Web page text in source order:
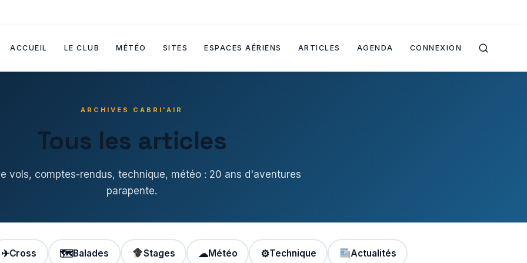
ACCUEIL LE CLUB MÉTÉO SITES ESPACES AÉRIENS ARTICLES AGENDA CONNEXION
ARCHIVES CABRI'AIR
Tous les articles
vols, comptes-rendus, technique, météo : 20 ans d'aventures
parapente.
✈Cross 🗺Balades Stages ☁Météo ⚙Technique Actualités